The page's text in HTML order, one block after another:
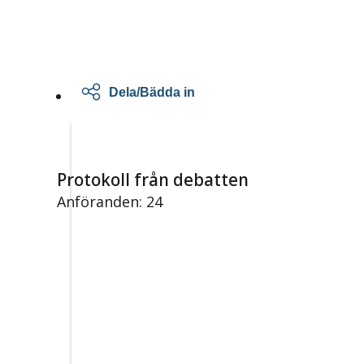
Dela/Bädda in
Protokoll från debatten
Anföranden: 24